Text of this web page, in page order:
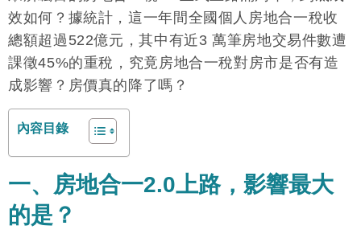
效如何？據統計，這一年間全國個人房地合一稅收
總額超過522億元，其中有近3 萬筆房地交易件數遭
課徵45%的重稅，究竟房地合一稅對房市是否有造
成影響？房價真的降了嗎？
內容目錄
一、房地合一2.0上路，影響最大
的是？